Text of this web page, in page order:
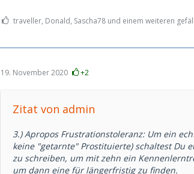
traveller, Donald, Sascha78 und einem weiteren
19. November 2020 +2
Zitat von admin
3.) Apropos Frustrationstoleranz: Um ein
keine "getarnte" Prostituierte) schaltest Du
zu schreiben, um mit zehn ein
um dann eine für längerfristig zu finden.